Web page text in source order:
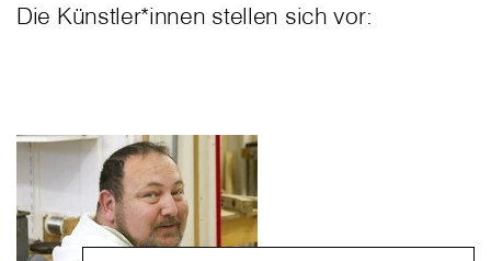
Die Künstler*innen stellen sich vor: